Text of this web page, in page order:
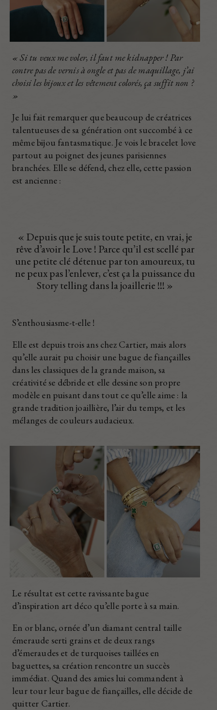
« Si tu veux me voler, il faut me kidnapper ! Par
contre pas de vernis à ongle et pas de maquillage, j’ai
choisi les bijoux et les vêtement colorés, ça suffit non ?
»
Je lui fait remarquer que beaucoup de créatrices
talentueuses de sa génération ont succombé à ce
même bijou fantasmatique. Je vois le bracelet love
partout au poignet des jeunes parisiennes
branchées. Elle se défend, chez elle, cette passion
est ancienne :
« Depuis que je suis toute petite, en vrai, je
rêve d’avoir le Love ! Parce qu’il est scellé par
une petite clé détenue par ton amoureux, tu
ne peux pas l’enlever, c’est ça la puissance du
Story telling dans la joaillerie !!! »
S’enthousiasme-t-elle !
Elle est depuis trois ans chez Cartier, mais alors
qu’elle aurait pu choisir une bague de fiançailles
dans les classiques de la grande maison, sa
créativité se débride et elle dessine son propre
modèle en puisant dans tout ce qu’elle aime : la
grande tradition joaillière, l’air du temps, et les
mélanges de couleurs audacieux.
Le résultat est cette ravissante bague
d’inspiration art déco qu’elle porte à sa main.
En or blanc, ornée d’un diamant central taille
émeraude serti grains et de deux rangs
d’émeraudes et de turquoises taillées en
baguettes, sa création rencontre un succès
immédiat. Quand des amies lui commandent à
leur tour leur bague de fiançailles, elle décide de
quitter Cartier.